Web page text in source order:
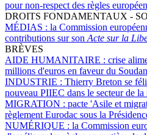
pour non-respect des règles
DROITS FONDAMENTAUX -
MÉDIAS : la Commission
contributions sur son Acte sur la
BRÈVES
AIDE HUMANITAIRE : crise
millions d'euros en faveur du
INDUSTRIE : Thierry Breton se
nouveau PIIEC dans le secteur de
MIGRATION : pacte 'Asile et
règlement Eurodac sous la
NUMÉRIQUE : la Commission